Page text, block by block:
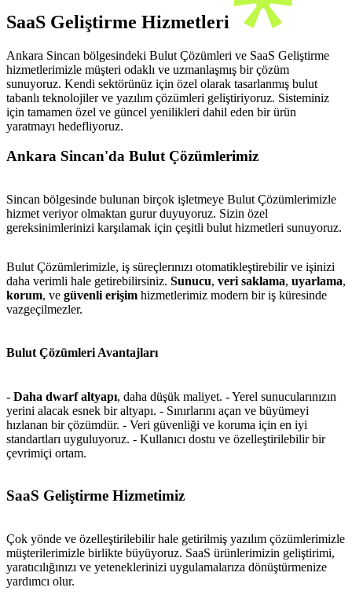
SaaS Geliştirme Hizmetleri
Ankara Sincan bölgesindeki Bulut Çözümleri ve SaaS Geliştirme
hizmetlerimizle müşteri odaklı ve uzmanlaşmış bir çözüm
sunuyoruz. Kendi sektörünüz için özel olarak tasarlanmış bulut
tabanlı teknolojiler ve yazılım çözümleri geliştiriyoruz. Sisteminiz
için tamamen özel ve güncel yenilikleri dahil eden bir ürün
yaratmayı hedefliyoruz.
Ankara Sincan'da Bulut Çözümlerimiz
Sincan bölgesinde bulunan birçok işletmeye Bulut Çözümlerimizle
hizmet veriyor olmaktan gurur duyuyoruz. Sizin özel
gereksinimlerinizi karşılamak için çeşitli bulut hizmetleri sunuyoruz.
Bulut Çözümlerimizle, iş süreçlerınızı otomatikleştirebilir ve işinizi
daha verimli hale getirebilirsiniz. Sunucu, veri saklama, uyarlama,
korum, ve güvenli erişim hizmetlerimiz modern bir iş küresinde
vazgeçilmezler.
Bulut Çözümleri Avantajları
- Daha dwarf altyapı, daha düşük maliyet. - Yerel sunucularınızın
yerini alacak esnek bir altyapı. - Sınırlarını açan ve büyümeyi
hızlanan bir çözümdür. - Veri güvenliği ve koruma için en iyi
standartları uyguluyoruz. - Kullanıcı dostu ve özelleştirilebilir bir
çevrimiçi ortam.
SaaS Geliştirme Hizmetimiz
Çok yönde ve özelleştirilebilir hale getirilmiş yazılım çözümlerimizle
müşterilerimizle birlikte büyüyoruz. SaaS ürünlerimizin geliştirimi,
yaratıcılığınızı ve yeteneklerinizi uygulamalarıza dönüştürmenize
yardımcı olur.